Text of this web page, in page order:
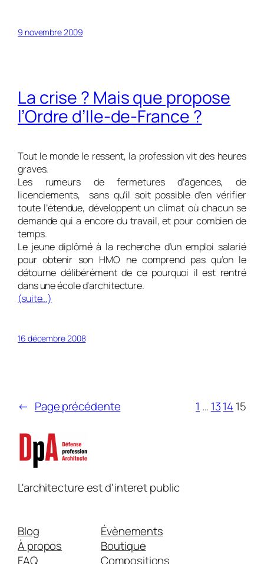
9 novembre 2009
La crise ? Mais que propose
l’Ordre d’Ile-de-France ?
Tout le monde le ressent, la profession vit des heures
graves.
Les rumeurs de fermetures d’agences, de
licenciements, sans qu’il soit possible d’en vérifier
toute l’étendue, développent un climat où chacun se
demande qui a encore du travail, et pour combien de
temps.
Le jeune diplômé à la recherche d’un emploi salarié
pour obtenir son HMO ne comprend pas qu’on le
détourne délibérément de ce pourquoi il est rentré
dans une école d’architecture.
(suite…)
16 décembre 2008
← Page précédente 1 … 1314 15
L'architecture est d'interet public
Blog
À propos
FAQ
Évènements
Boutique
Compositions